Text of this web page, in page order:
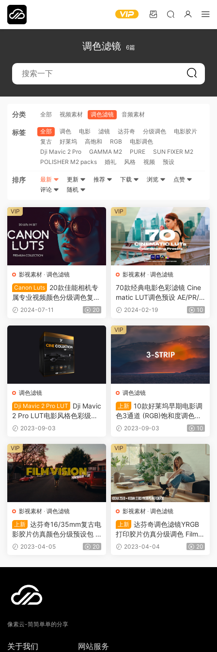
调色滤镜 6篇
分类 全部 视频素材 调色滤镜 音频素材
标签 全部 调色 电影 滤镜 达芬奇 分级调色
电影胶片
复古
好莱坞 高饱和 RGB
电影调色
Dji Mavic 2 Pro
GAMMA M2 PURE
SUN FIXER M2
POLISHER M2 packs
婚礼 风格 视频 预设
排序 最新 更新 推荐 下载 浏览
点赞
评论
随机
影视素材 · 调色滤镜
Canon Luts
20款佳能相机专
属专业视频颜色分级调色复古
电影婚礼街头风格Lut滤镜 Ca
2024-07-11 20
VIP
影视素材 · 调色滤镜
70款经典电影色彩滤镜 Cine
matic LUT调色预设 AE/PR/
达芬奇/FCPX 1125
2024-02-19 10
VIP
调色滤镜
Dji Mavic 2 Pro LUT
Dji Mavic
2 Pro LUT电影风格色彩级图
像增强校正降噪工具套件LUT
2023-09-03
调色滤镜
上新
10款好莱坞早期电影调
色3通道 (RGB)饱和度调色滤
镜+XMP预设 Cinecolor 3 Stri
2023-09-03 10
VIP
影视素材 · 调色滤镜
上新 达芬奇16/35mm复古电
影胶片仿真颜色分级预设包 FI
LMVISION POWERGRADE +
2023-04-05 20
VIP
影视素材 · 调色滤镜
上新 达芬奇调色滤镜YRGB
打印胶片仿真分级调色 FilmU
nlimited Kodak 250D（001
2023-04-04 20
VIP
像素云-简简单单的分享
关于我们 网站服务